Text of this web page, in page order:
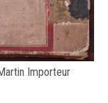
Importeur